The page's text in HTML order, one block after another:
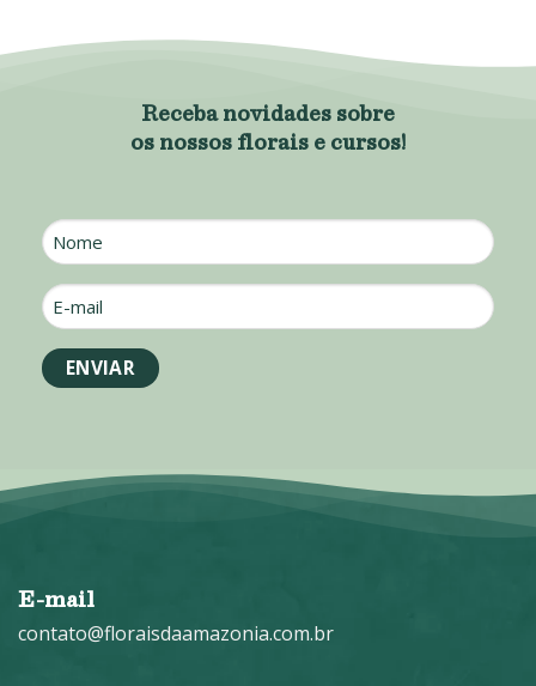
Receba novidades sobre
os nossos florais e cursos!
Nome
E-
mail
*
E-mail
contato@floraisdaamazonia.com.br